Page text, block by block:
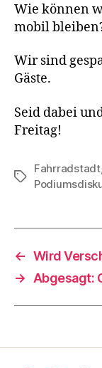
Wie können
mobil
Wir sind
Gäste.
Seid dabei
Freitag!
Schlagwörter
Fahrradstadt,
← Wird
→
Abgesagt: